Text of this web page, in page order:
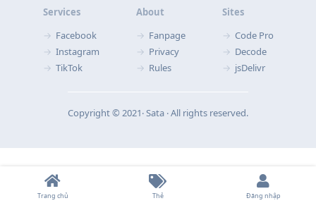
Services
Facebook
Instagram
TikTok
About
Fanpage
Privacy
Rules
Sites
Code Pro
Decode
jsDelivr
Copyright © 2021‧ Sata ‧ All rights reserved.
Trang chủ Thẻ Đăng nhập